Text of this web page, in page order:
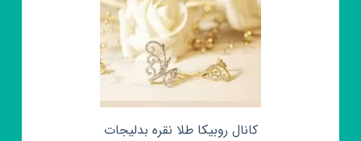
کانال روبیکا طلا نقره بدلیجات